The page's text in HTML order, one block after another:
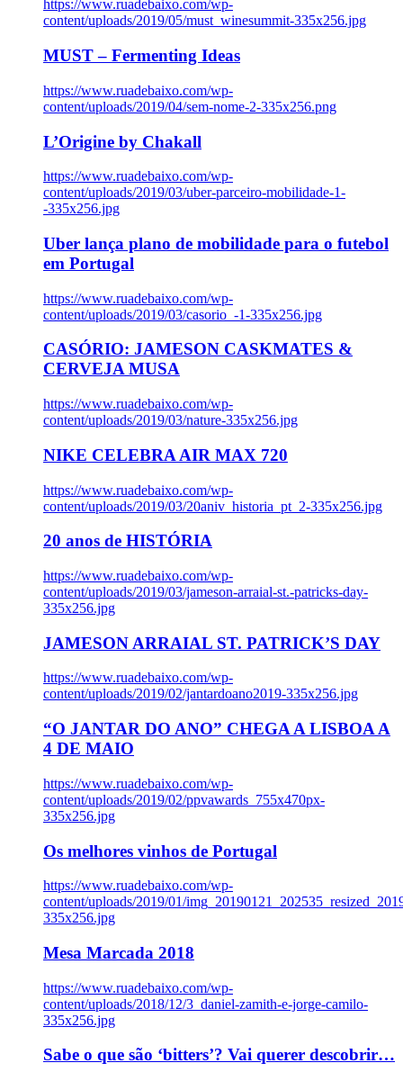
https://www.ruadebaixo.com/wp-
content/uploads/2019/05/must_winesummit-335x256.jpg
MUST – Fermenting Ideas
https://www.ruadebaixo.com/wp-
content/uploads/2019/04/sem-nome-2-335x256.png
L’Origine by Chakall
https://www.ruadebaixo.com/wp-
content/uploads/2019/03/uber-parceiro-mobilidade-1-
-335x256.jpg
Uber lança plano de mobilidade para o futebol
em Portugal
https://www.ruadebaixo.com/wp-
content/uploads/2019/03/casorio_-1-335x256.jpg
CASÓRIO: JAMESON CASKMATES &
CERVEJA MUSA
https://www.ruadebaixo.com/wp-
content/uploads/2019/03/nature-335x256.jpg
NIKE CELEBRA AIR MAX 720
https://www.ruadebaixo.com/wp-
content/uploads/2019/03/20aniv_historia_pt_2-335x256.jpg
20 anos de HISTÓRIA
https://www.ruadebaixo.com/wp-
content/uploads/2019/03/jameson-arraial-st.-patricks-day-
335x256.jpg
JAMESON ARRAIAL ST. PATRICK’S DAY
https://www.ruadebaixo.com/wp-
content/uploads/2019/02/jantardoano2019-335x256.jpg
“O JANTAR DO ANO” CHEGA A LISBOA A
4 DE MAIO
https://www.ruadebaixo.com/wp-
content/uploads/2019/02/ppvawards_755x470px-
335x256.jpg
Os melhores vinhos de Portugal
https://www.ruadebaixo.com/wp-
content/uploads/2019/01/
335x256.jpg
Mesa Marcada 2018
https://www.ruadebaixo.com/wp-
content/uploads/2018/12/3_daniel-zamith-e-jorge-camilo-
335x256.jpg
Sabe o que são ‘bitters’? Vai querer descobrir…